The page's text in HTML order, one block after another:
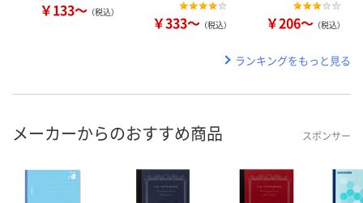
￥133～ （税込）
￥333～ （税込） ￥206～ （税込）
ランキングをもっと見る
メーカーからのおすすめ商品 スポンサー